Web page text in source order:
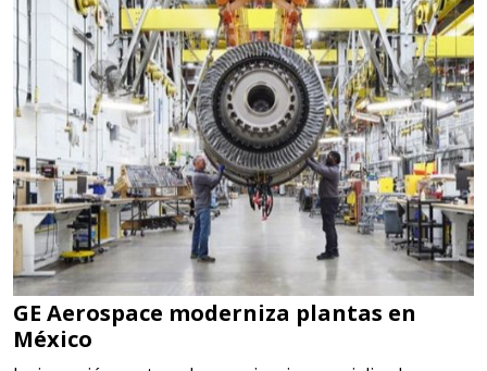
GE Aerospace moderniza plantas en
México